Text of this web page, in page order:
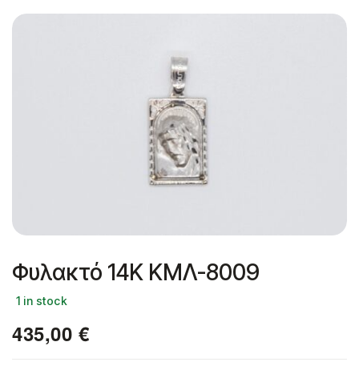
Φυλακτό 14Κ ΚΜΛ-8009
1 in stock
435,00 €